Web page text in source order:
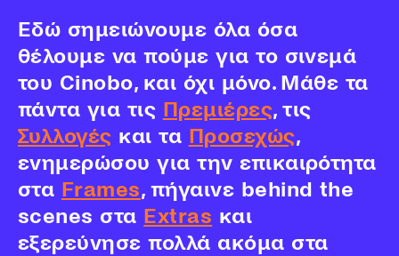
Εδώ σημειώνουμε όλα όσα
θέλουμε να πούμε για το σινεμά
του Cinobo, και όχι μόνο. Μάθε τα
πάντα για τις Πρεμιέρες, τις
Συλλογές και τα Προσεχώς,
ενημερώσου για την επικαιρότητα
στα Frames, πήγαινε behind the
scenes στα Extras και
εξερεύνησε πολλά ακόμα στα